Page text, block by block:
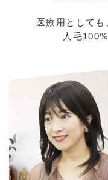
医療用としても
人毛